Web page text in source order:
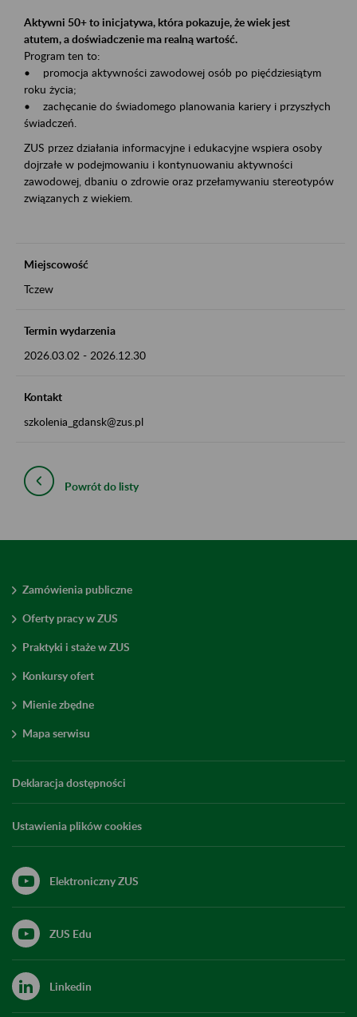
Aktywni 50+ to inicjatywa, która pokazuje, że wiek jest
atutem, a doświadczenie ma realną wartość.
Program ten to:
• promocja aktywności zawodowej osób po pięćdziesiątym
roku życia;
• zachęcanie do świadomego planowania kariery i przyszłych
świadczeń.
ZUS przez działania informacyjne i edukacyjne wspiera osoby
dojrzałe w podejmowaniu i kontynuowaniu aktywności
zawodowej, dbaniu o zdrowie oraz przełamywaniu stereotypów
związanych z wiekiem.
Miejscowość
Tczew
Termin wydarzenia
2026.03.02 - 2026.12.30
Kontakt
szkolenia_gdansk@zus.pl
Powrót do listy
Zamówienia publiczne
Oferty pracy w ZUS
Praktyki i staże w ZUS
Konkursy ofert
Mienie zbędne
Mapa serwisu
Deklaracja dostępności
Ustawienia plików cookies
Elektroniczny ZUS
ZUS Edu
Linkedin